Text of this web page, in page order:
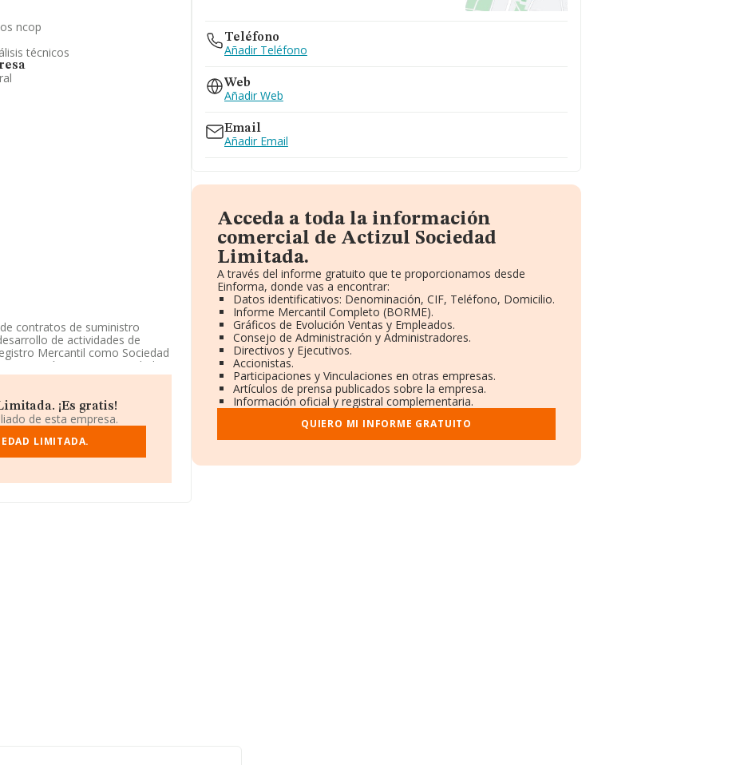
ncop
técnicos
contratos de suministro
de actividades de
Mercantil como Sociedad
compañía no tiene actividad en
tiene su domicilio social
8, (41015), Sevilla,
compañías, en el ámbito
392 mil euros. Respecto a la
¡Es gratis!
de esta empresa.
LIMITADA.
Teléfono
Añadir Teléfono
Web
Añadir Web
Email
Añadir Email
Acceda a toda la información
comercial de Actizul Sociedad
Limitada.
A través del informe gratuito que te proporcionamos desde
Einforma, donde vas a encontrar:
Datos identificativos: Denominación, CIF, Teléfono, Domicilio.
Informe Mercantil Completo (BORME).
Gráficos de Evolución Ventas y Empleados.
Consejo de Administración y Administradores.
Directivos y Ejecutivos.
Accionistas.
Participaciones y Vinculaciones en otras empresas.
Artículos de prensa publicados sobre la empresa.
Información oficial y registral complementaria.
QUIERO MI INFORME GRATUITO